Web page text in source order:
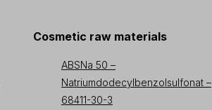
Cosmetic raw materials
ABSNa 50 –
Natriumdodecylbenzolsulfonat –
68411-30-3